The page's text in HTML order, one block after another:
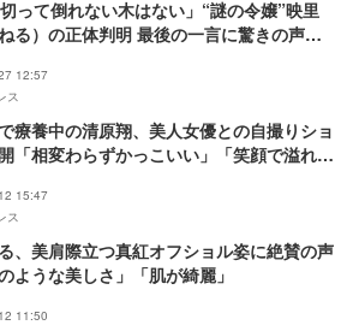
切って倒れない木はない」“謎の令嬢”映里
ねる）の正体判明 最後の一言に驚きの声相
12:57
ス
療養中の清原翔、美人女優との自撮りショ
「相変わらずかっこいい」「笑顔で溢れて
15:47
ス
、美肩際立つ真紅オフショル姿に絶賛の声
ような美しさ」「肌が綺麗」
11:50